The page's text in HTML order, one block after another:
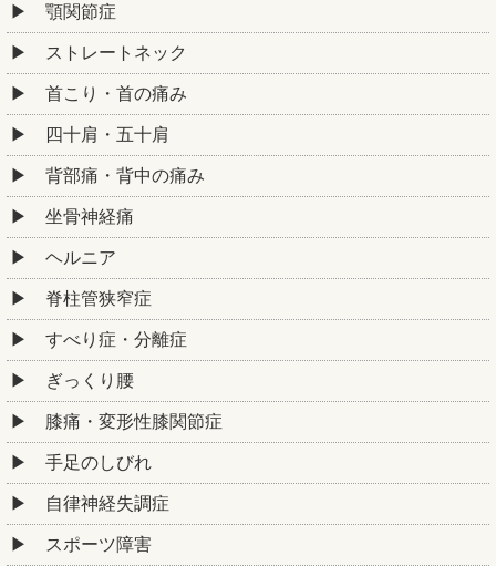
顎関節症
ストレートネック
首こり・首の痛み
四十肩・五十肩
背部痛・背中の痛み
坐骨神経痛
ヘルニア
脊柱管狭窄症
すべり症・分離症
ぎっくり腰
膝痛・変形性膝関節症
手足のしびれ
自律神経失調症
スポーツ障害